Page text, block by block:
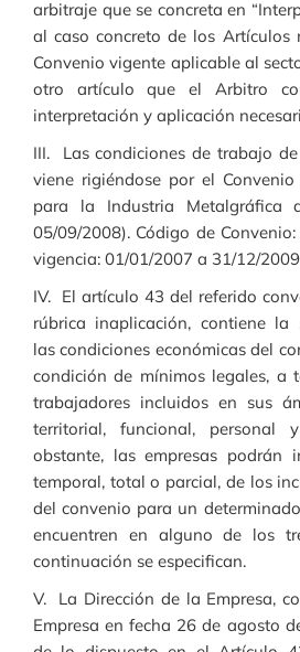
arbitraje que se concreta en
al caso concreto de los Artículos
Convenio vigente aplicable al
otro artículo que el Arbitro
interpretación y aplicación
III. Las condiciones de trabajo de
viene rigiéndose por el
para la Industria Metalgráfica
05/09/2008). Código de
vigencia: 01/01/2007 a 31/12/2009
IV. El artículo 43 del referido
rúbrica inaplicación, contiene la
las condiciones económicas del
condición de mínimos legales, a
trabajadores incluidos en sus
territorial, funcional, personal
obstante, las empresas podrán
temporal, total o parcial, de los
del convenio para un
encuentren en alguno de los
continuación se especifican.
V. La Dirección de la Empresa,
Empresa en fecha 26 de agosto